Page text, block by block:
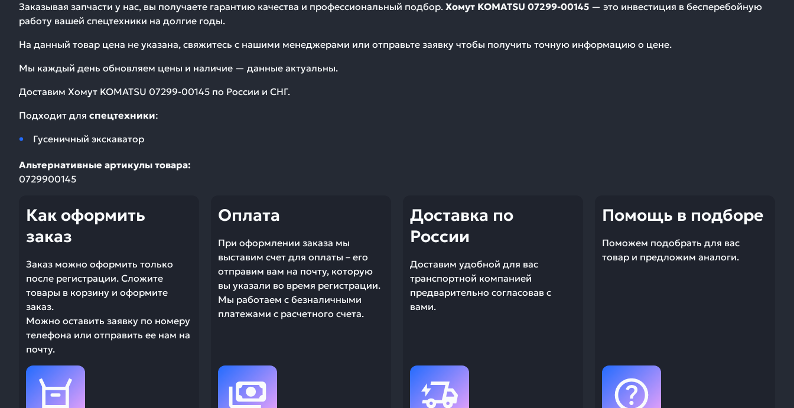
Заказывая запчасти у нас, вы получаете гарантию качества и профессиональный подбор. Хомут KOMATSU 07299-00145 — это инвестиция в бесперебойную
работу вашей спецтехники на долгие годы.
На данный товар цена не указана, свяжитесь с нашими менеджерами или отправьте заявку чтобы получить точную информацию о цене.
Мы каждый день обновляем цены и наличие — данные актуальны.
Доставим Хомут KOMATSU 07299-00145 по России и СНГ.
Подходит для спецтехники:
Гусеничный экскаватор
Альтернативные артикулы товара:
0729900145
Как оформить
заказ
Заказ можно оформить только
после регистрации. Сложите
товары в корзину и оформите
заказ.
Можно оставить заявку по номеру
телефона или отправить ее нам на
почту.
Оплата
При оформлении заказа мы
выставим счет для оплаты – его
отправим вам на почту, которую
вы указали во время регистрации.
Мы работаем с безналичными
платежами с расчетного счета.
Доставка по
России
Доставим удобной для вас
транспортной компанией
предварительно согласовав с
вами.
Помощь в подборе
Поможем подобрать для вас
товар и предложим аналоги.